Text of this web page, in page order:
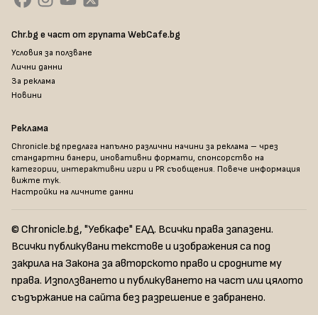
Chr.bg е част от групата WebCafe.bg
Условия за ползване
Лични данни
За реклама
Новини
Реклама
Chronicle.bg предлага напълно различни начини за реклама – чрез
стандартни банери, иновативни формати, спонсорство на
категории, интерактивни игри и PR съобщения. Повече информация
вижте тук.
Настройки на личните данни
© Chronicle.bg, "Уебкафе" ЕАД. Всички права запазени.
Всички публикувани текстове и изображения са под
закрила на Закона за авторското право и сродните му
права. Използването и публикуването на част или цялото
съдържание на сайта без разрешение е забранено.